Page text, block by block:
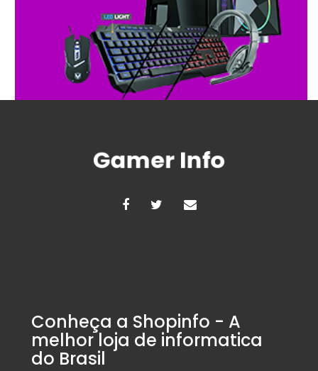
Conheça a Shopinfo - A
melhor loja de informatica
do Brasil